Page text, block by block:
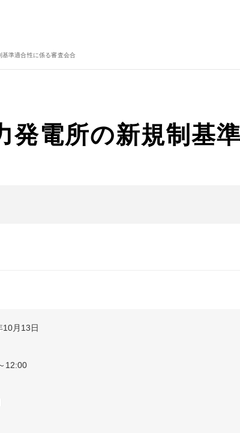
準適合性に係る審査会合
発電所の新規制基
10月13日
12:00